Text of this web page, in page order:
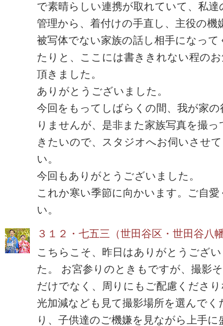
で素晴らしい連携が取れていて、私達
管理から、着付けの手直し、主役の機
被写体でない家族の話し相手になって
たりと、ここには書ききれない程の
頂きました。
ありがとうございました。
今回をもってしばらくの間、我が家の
りませんが、是非また家族写真を撮っ
きたいので、スタジオへお伺いさせ
い。
今回もありがとうございました。
これか寒い季節に向かいます。ご自愛
い。
３１２・七五三（世田谷区・世田谷八
こちらこそ、昨日はありがとうござ
た。 お宮参りのときもですが、撮影
だけでなく、周りにもご配慮くださ
光加減なども見て撮影場所を選んでく
り、子供達のご機嫌を見ながら上手に